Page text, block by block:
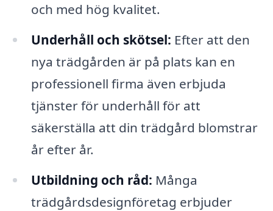
och med hög kvalitet.
Underhåll och skötsel: Efter att den
nya trädgården är på plats kan en
professionell firma även erbjuda
tjänster för underhåll för att
säkerställa att din trädgård blomstrar
år efter år.
Utbildning och råd: Många
trädgårdsdesignföretag erbjuder